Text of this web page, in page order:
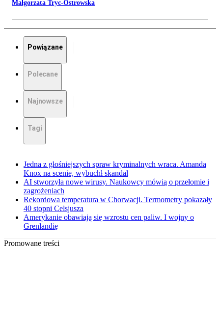
Małgorzata Tryc-Ostrowska
Powiązane
Polecane
Najnowsze
Tagi
Jedna z głośniejszych spraw kryminalnych wraca. Amanda
Knox na scenie, wybuchł skandal
AI stworzyła nowe wirusy. Naukowcy mówią o przełomie i
zagrożeniach
Rekordowa temperatura w Chorwacji. Termometry pokazały
40 stopni Celsjusza
Amerykanie obawiają się wzrostu cen paliw. I wojny o
Grenlandię
Promowane treści